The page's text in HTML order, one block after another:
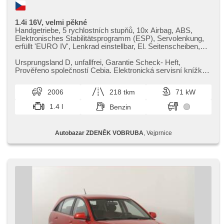
1.4i 16V, velmi pěkné
Handgetriebe, 5 rychlostních stupňů, 10x Airbag, ABS,
Elektronisches Stabilitätsprogramm (ESP), Servolenkung,
erfüllt 'EURO IV', Lenkrad einstellbar, El. Seitenscheiben,
höheneinstellbare Fahrersitz, Autoradio
Ursprungsland D,​ unfallfrei,​ Garantie Scheck​- Heft,​
Prověřeno společností Cebia. Elektronická servisní knížka,​
2006 218 tkm
71 kW
1.4 l
Benzin
Autobazar ZDENĚK VOBRUBA , Vejprnice